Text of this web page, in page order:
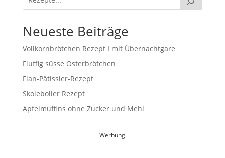
Neueste Beiträge
Vollkornbrötchen Rezept I mit Übernachtgare
Fluffig süsse Osterbrötchen
Flan-Pâtissier-Rezept
Skoleboller Rezept
Apfelmuffins ohne Zucker und Mehl
Werbung